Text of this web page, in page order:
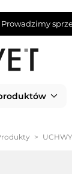
Prowadzimy
>